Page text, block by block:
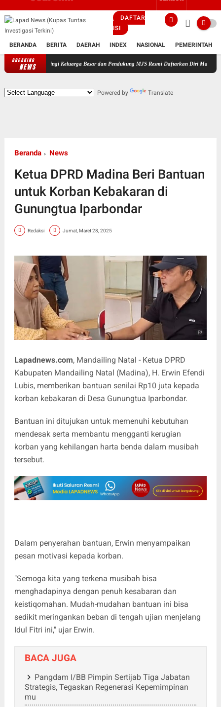
DAFTAR
ISI
BERANDA BERITA DAERAH INDEX NASIONAL PEMERINTAH
BREAKING
NEWSKeluarga Besar dan Pendukung MJS Resmi Daftarkan Diri Maju Sebagai Calon
Powered by Translate
Beranda News
Ketua DPRD Madina Beri Bantuan
untuk Korban Kebakaran di
Gunungtua Iparbondar
Redaksi Jumat, Maret 28, 2025
Lapadnews.com, Mandailing Natal - Ketua DPRD
Kabupaten Mandailing Natal (Madina), H. Erwin Efendi
Lubis, memberikan bantuan senilai Rp10 juta kepada
korban kebakaran di Desa Gunungtua Iparbondar.
Bantuan ini ditujukan untuk memenuhi kebutuhan
mendesak serta membantu mengganti kerugian
korban yang kehilangan harta benda dalam musibah
tersebut.
Dalam penyerahan bantuan, Erwin menyampaikan
pesan motivasi kepada korban.
"Semoga kita yang terkena musibah bisa
menghadapinya dengan penuh kesabaran dan
keistiqomahan. Mudah-mudahan bantuan ini bisa
sedikit meringankan beban di tengah ujian menjelang
Idul Fitri ini," ujar Erwin.
BACA JUGA
Pangdam I/BB Pimpin Sertijab Tiga Jabatan
Strategis, Tegaskan Regenerasi Kepemimpinan
mu